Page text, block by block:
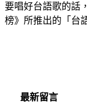
要唱好台語歌的話
榜》所推出的「台
最新留言